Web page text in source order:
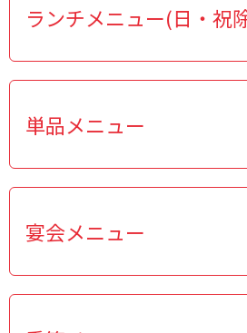
ランチメニュー(日・祝
単品メニュー
宴会メニュー